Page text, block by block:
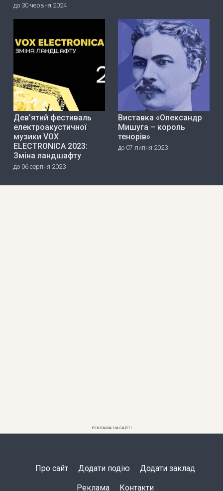
до 30 червня 2024
Дев’ятий фестиваль
електроакустичної
музики VOX
ELECTRONICA 2023:
Зміна ландшафту
до 06 серпня 2023
Виставка «Олександр
Мишуга – король
тенорів»
до 07 липня 2023
РЕКЛАМА НА САЙТІ
Про сайт Додати подію Додати заклад
Реклама Контакти